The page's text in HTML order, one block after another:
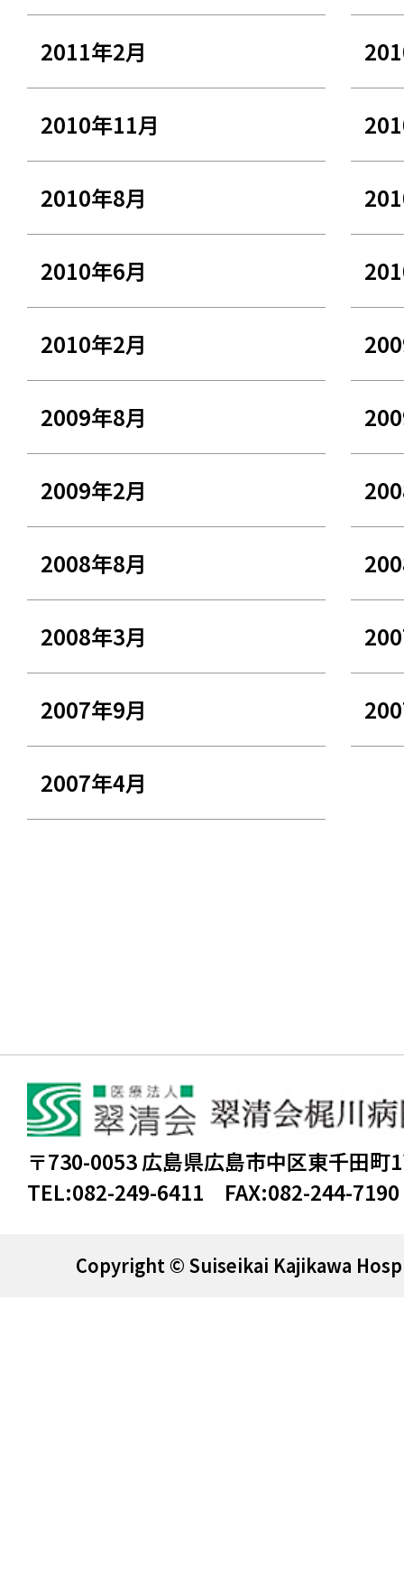
2011年2月
2010年11月
2010年8月
2010年6月
2010年2月
2009年8月
2009年2月
2008年8月
2008年3月
2007年9月
2007年4月
〒730-0053 広島県広島市中区東千田町
TEL:082-249-6411 FAX:082-244-7190
Copyright © Suiseikai Kajikawa